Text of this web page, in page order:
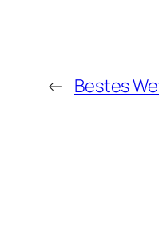
← Bestes